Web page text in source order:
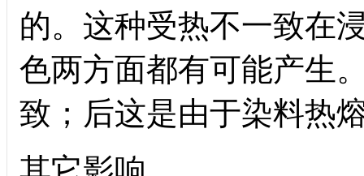
的。这种受热不一致在
色两方面都有可能产生
致；后这是由于染料热